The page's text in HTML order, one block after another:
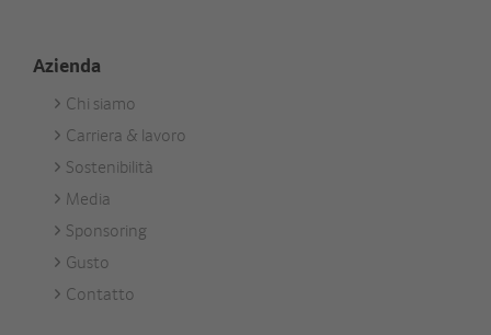
Azienda
Footer
Unternehmen
Chi siamo
Carriera & lavoro
Sostenibilità
Media
Sponsoring
Gusto
Contatto